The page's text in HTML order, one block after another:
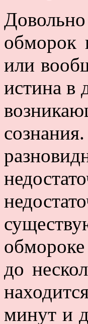
обморок
или
истина в
обмороке
до
минут и